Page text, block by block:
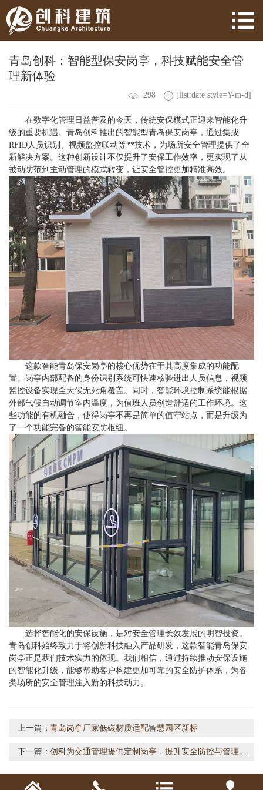
青岛创科：智能型保安岗亭，科技赋能安全管
理新体验
298 [list:date style=Y-m-d]
在数字化管理日益普及的今天，传统安保模式正迎来智能化升
级的重要机遇。青岛创科推出的智能型青岛保安岗亭，通过集成
RFID人员识别、视频监控联动等**技术，为场所安全管理提供了全
新解决方案。这种创新设计不仅提升了安保工作效率，更实现了从
被动防范到主动管理的模式转变，让安全管控更加精准高效。
这款智能青岛保安岗亭的核心优势在于其高度集成的功能配
置。岗亭内部配备的身份识别系统可快速核验进出人员信息，视频
监控设备实现全天候无死角覆盖。同时，智能环境控制系统能根据
外部气候自动调节室内温度，为值班人员创造舒适的工作环境。这
些功能的有机融合，使得岗亭不再是简单的值守站点，而是升级为
了一个功能完备的智能安防枢纽。
选择智能化的安保设施，是对安全管理长效发展的明智投资。
青岛创科始终致力于将创新科技融入产品研发，这款智能青岛保安
岗亭正是我们技术实力的体现。我们相信，通过持续推动安保设施
的智能化升级，能够帮助客户构建更加可靠的安全防护体系，为各
类场所的安全管理注入新的科技动力。
上一篇：青岛岗亭厂家低碳材质适配智慧园区新标
下一篇： 创科为交通管理提供定制岗亭，提升安全防控与管理效率